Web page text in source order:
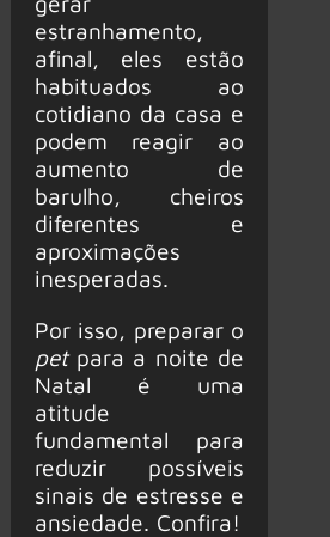
estranhamento,
afinal, eles estão
habituados ao
cotidiano da casa e
podem reagir ao
aumento de
barulho, cheiros
diferentes e
aproximações
inesperadas.
Por isso, preparar o
petpara a noite de
Natal é uma
atitude
fundamental para
reduzir possíveis
sinais de estresse e
ansiedade. Confira!